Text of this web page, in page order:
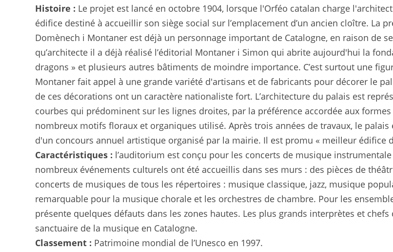
Histoire : Le projet est lancé en octobre 1904, lorsque l'Orféo catalan charge
édifice destiné à accueillir son siège social sur l’emplacement d’un ancien cloître. La
Domènech i Montaner est déjà un personnage important de Catalogne, en raison de
qu’architecte il a déjà réalisé l’éditorial Montaner i Simon qui abrite aujourd'hui la
dragons » et plusieurs autres bâtiments de moindre importance. C’est surtout une
Montaner fait appel à une grande variété d'artisans et de fabricants pour décorer le
de ces décorations ont un caractère nationaliste fort. L’architecture du palais est
courbes qui prédominent sur les lignes droites, par la préférence accordée aux
nombreux motifs floraux et organiques utilisé. Après trois années de travaux, le
d'un concours annuel artistique organisé par la mairie. Il est promu « meilleur édifice
Caractéristiques : l’auditorium est conçu pour les concerts de musique
nombreux événements culturels ont été accueillis dans ses murs : des pièces de
concerts de musiques de tous les répertoires : musique classique, jazz, musique
remarquable pour la musique chorale et les orchestres de chambre. Pour les
présente quelques défauts dans les zones hautes. Les plus grands interprètes et
sanctuaire de la musique en Catalogne.
Classement : Patrimoine mondial de l’Unesco en 1997.